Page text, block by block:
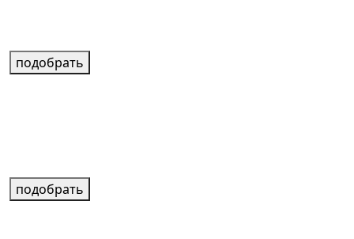
подобрать
подобрать